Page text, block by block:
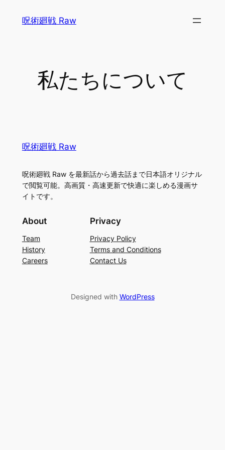
呪術廻戦 Raw
私たちについて
呪術廻戦 Raw
呪術廻戦 Raw を最新話から過去話まで日本語オリジナル
で閲覧可能。高画質・高速更新で快適に楽しめる漫画サ
イトです。
About
Team
History
Careers
Privacy
Privacy Policy
Terms and Conditions
Contact Us
Designed with WordPress